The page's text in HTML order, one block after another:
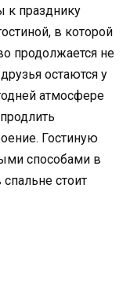
к празднику
в которой
продолжается не
остаются у
атмосфере
Гостиную
способами в
стоит